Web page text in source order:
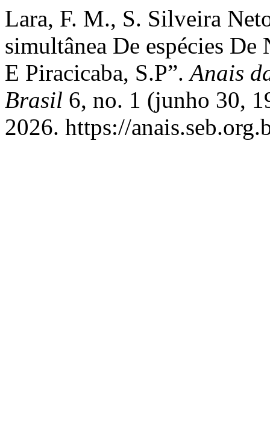
Lara, F. M., S. Silveira
simultânea De espécies
E Piracicaba, S.P”.Anais
Brasil 6, no. 1 (junho 30,
2026. https://